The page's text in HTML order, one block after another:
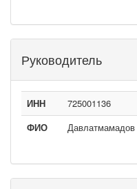
Руководитель
ИНН
725001136
ФИО